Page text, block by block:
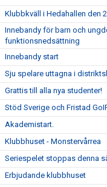
Klubbkväll i Hedahallen den
Innebandy för barn och
funktionsnedsättning
Innebandy start
Sju spelare uttagna i
Grattis till alla nya studenter!
Stöd Sverige och Fristad
Akademistart.
Klubbhuset - Monstervårrea
Seriespelet stoppas denna
Erbjudande klubbhuset